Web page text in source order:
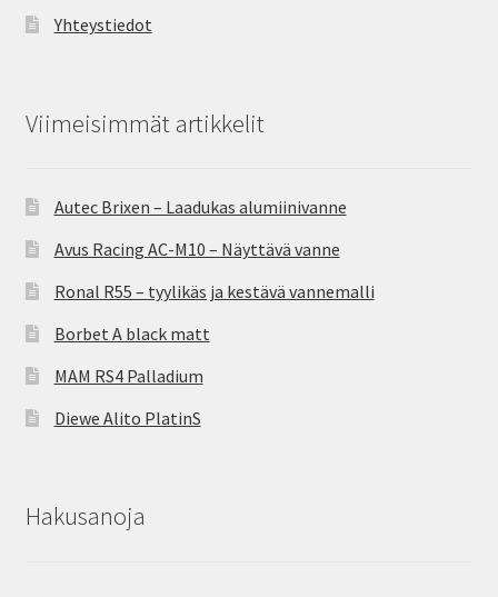
Yhteystiedot
Viimeisimmät artikkelit
Autec Brixen – Laadukas alumiinivanne
Avus Racing AC-M10 – Näyttävä vanne
Ronal R55 – tyylikäs ja kestävä vannemalli
Borbet A black matt
MAM RS4 Palladium
Diewe Alito PlatinS
Hakusanoja